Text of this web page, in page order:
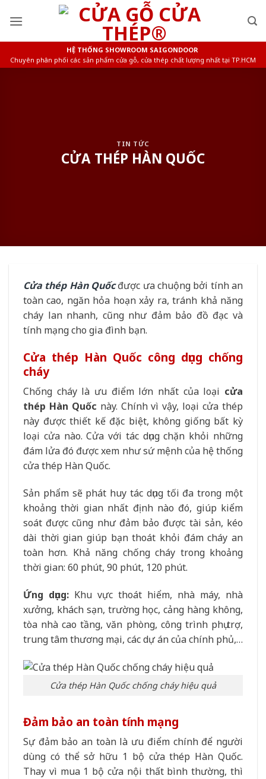
HỆ THỐNG SHOWROOM SAIGONDOOR
Chuyên phân phối các sản phẩm cửa gỗ, cửa thép chất lượng nhất tại TP.HCM
TIN TỨC
CỬA THÉP HÀN QUỐC
Cửa thép Hàn Quốcđược ưa chuộng bởi tính an
toàn cao, ngăn hỏa hoạn xảy ra, tránh khả năng
cháy lan nhanh, cũng như đảm bảo đồ đạc và
tính mạng cho gia đình bạn.
Cửa thép Hàn Quốc công dụng chống
cháy
Chống cháy là ưu điểm lớn nhất của loại cửa
thép Hàn Quốc này. Chính vì vậy, loại cửa thép
này được thiết kế đặc biệt, không giống bất kỳ
loại cửa nào. Cửa với tác dụng chặn khỏi những
đám lửa đó được xem như sứ mệnh của hệ thống
cửa thép Hàn Quốc.
Sản phẩm sẽ phát huy tác dụng tối đa trong một
khoảng thời gian nhất định nào đó, giúp kiểm
soát được cũng như đảm bảo được tài sản, kéo
dài thời gian giúp bạn thoát khỏi đám cháy an
toàn hơn. Khả năng chống cháy trong khoảng
thời gian: 60 phút, 90 phút, 120 phút.
Ứng dụng: Khu vực thoát hiểm, nhà máy, nhà
xưởng, khách sạn, trường học, cảng hàng không,
tòa nhà cao tầng, văn phòng, công trình phụ trợ,
trung tâm thương mại, các dự án của chính phủ,…
Cửa thép Hàn Quốc chống cháy hiệu quả
Đảm bảo an toàn tính mạng
Sự đảm bảo an toàn là ưu điểm chính để người
dùng có thể sở hữu 1 bộ cửa thép Hàn Quốc.
Thay vì mua 1 bộ cửa nội thất bình thường, thì